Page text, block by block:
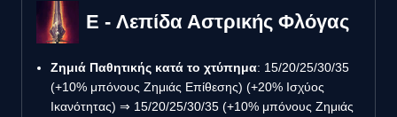
E - Λεπίδα Αστρικής Φλόγας
Ζημιά Παθητικής κατά το χτύπημα: 15/20/25/30/35
(+10% μπόνους Ζημιάς Επίθεσης) (+20% Ισχύος
Ικανότητας) ⇒ 15/20/25/30/35 (+10% μπόνους Ζημιάς